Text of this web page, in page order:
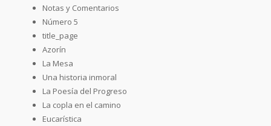
Notas y Comentarios
Número 5
title_page
Azorín
La Mesa
Una historia inmoral
La Poesía del Progreso
La copla en el camino
Eucarística